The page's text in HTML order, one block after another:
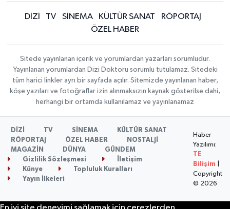
DİZİ TV SİNEMA KÜLTÜR SANAT
RÖPORTAJ
ÖZEL HABER
Sitede yayınlanan içerik ve yorumlardan yazarları sorumludur.
Yayınlanan yorumlardan Dizi Doktoru sorumlu tutulamaz. Sitedeki
tüm harici linkler ayrı bir sayfada açılır. Sitemizde yayınlanan haber,
köşe yazıları ve fotoğraflar izin alınmaksızın kaynak gösterilse dahi,
herhangi bir ortamda kullanılamaz ve yayınlanamaz
DİZİ TV SİNEMA
KÜLTÜR SANAT
RÖPORTAJ
ÖZEL HABER
NOSTALJİ
MAGAZİN
DÜNYA
GÜNDEM
Gizlilik Sözleşmesi
İletişim
Künye
Topluluk Kuralları
Yayın İlkeleri
Haber
Yazılımı:
TE
Bilişim
Copyright
© 2026